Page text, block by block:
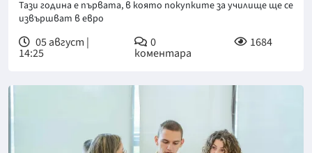
Тази година е първата, в която покупките за училище ще се
извършват в евро
05 август |
14:25
0
коментара
1684